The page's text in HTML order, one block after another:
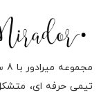
تیمی حرفه ای،